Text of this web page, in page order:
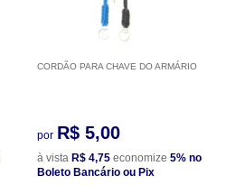
CORDÃO PARA CHAVE DO ARMÁRIO
por R$ 5,00
à vista R$ 4,75 economize 5% no
Boleto Bancário ou Pix